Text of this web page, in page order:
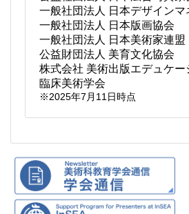
一般社団法人 日本デザインマ
一般社団法人 日本版画協会
一般社団法人 日本美術家連盟
公益財団法人 美育文化協会
株式会社 美術出版エデュケー
臨床美術学会
※2025年7月11日時点